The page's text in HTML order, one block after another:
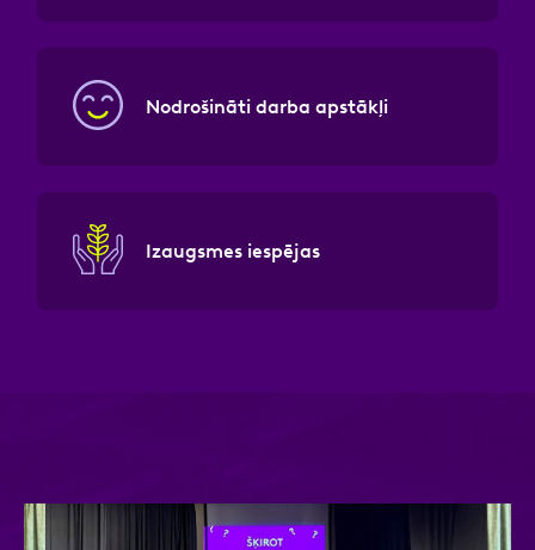
Nodrošināti darba apstākļi
Izaugsmes iespējas